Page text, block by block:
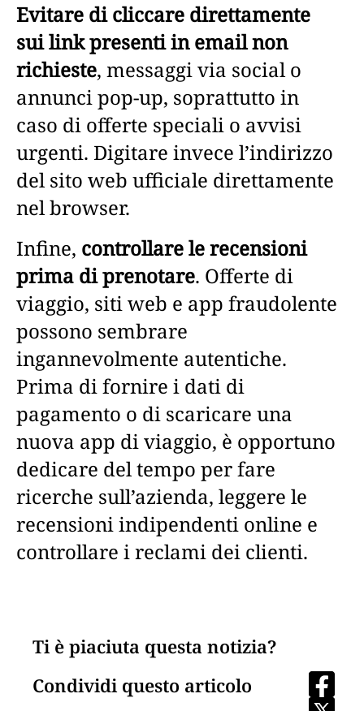
Evitare di cliccare direttamente
sui link presenti in email non
richieste, messaggi via social o
annunci pop-up, soprattutto in
caso di offerte speciali o avvisi
urgenti. Digitare invece l’indirizzo
del sito web ufficiale direttamente
nel browser.
Infine, controllare le recensioni
prima di prenotare. Offerte di
viaggio, siti web e app fraudolente
possono sembrare
ingannevolmente autentiche.
Prima di fornire i dati di
pagamento o di scaricare una
nuova app di viaggio, è opportuno
dedicare del tempo per fare
ricerche sull’azienda, leggere le
recensioni indipendenti online e
controllare i reclami dei clienti.
Ti è piaciuta questa notizia?
Condividi questo articolo